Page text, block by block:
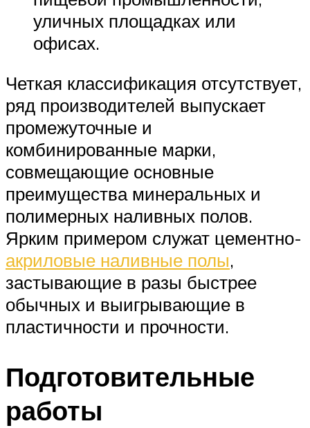
уличных площадках или
офисах.
Четкая классификация отсутствует,
ряд производителей выпускает
промежуточные и
комбинированные марки,
совмещающие основные
преимущества минеральных и
полимерных наливных полов.
Ярким примером служат цементно-
акриловые наливные полы,
застывающие в разы быстрее
обычных и выигрывающие в
пластичности и прочности.
Подготовительные
работы